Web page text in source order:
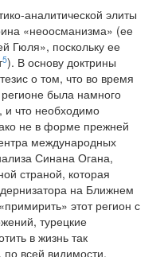
аналитической элиты
«неоосманизма» (ее
Гюля», поскольку ее
5). В основу доктрины
о том, что во время
была намного
и что необходимо
не в форме прежней
международных
Синана Огана,
страной, которая
на Ближнем
этот регион с
турецкие
в жизнь так
всей видимости,